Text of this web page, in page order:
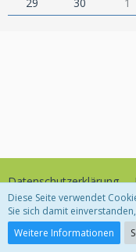
Datenschutzerklärung
Diese Seite verwendet
Sie sich damit
Weitere Informationen